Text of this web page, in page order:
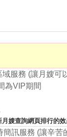
服務 (讓月嫂可
為VIP期間
嫂查詢網頁排行的效
簡訊服務 (讓辛苦